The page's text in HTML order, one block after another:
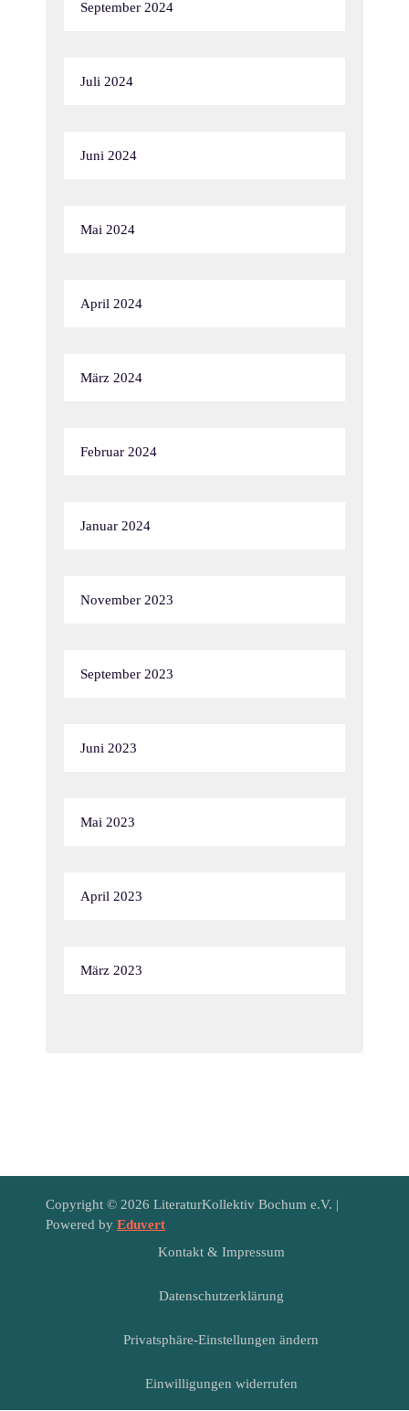
September 2024
Juli 2024
Juni 2024
Mai 2024
April 2024
März 2024
Februar 2024
Januar 2024
November 2023
September 2023
Juni 2023
Mai 2023
April 2023
März 2023
Copyright © 2026 LiteraturKollektiv Bochum e.V. |
Powered by Eduvert
Kontakt & Impressum
Datenschutzerklärung
Privatsphäre-Einstellungen ändern
Einwilligungen widerrufen